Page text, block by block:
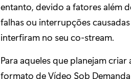
entanto, devido a fatores além
falhas ou interrupções
interfiram no seu co-stream.
Para aqueles que planejam
formato de Vídeo Sob